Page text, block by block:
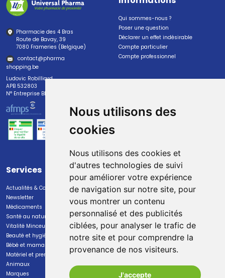
Nous utilisons des
cookies
Nous utilisons des cookies et
d'autres technologies de suivi
pour améliorer votre expérience
de navigation sur notre site, pour
vous montrer un contenu
personnalisé et des publicités
ciblées, pour analyser le trafic de
notre site et pour comprendre la
provenance de nos visiteurs.
J'accepte
Pharmacie des 4 Bras
Route de Bavay, 39
7080 Frameries (Belgique)
contact@pharma
shopping.be
Ludovic Robilliard
APB 532803
N° Entreprise BE0447.382.113
Qui sommes-nous ?
Poser une question
Déclarer un effet indésirable
Compte particulier
Compte professionnel
Services
Actualités & Conseils
Newsletter
Médicaments
Santé au naturel
Vitalité Minceur Nutrition
Beauté et hygiène
Bébé et maman
Matériel et premiers soins
Animaux
Marques
Paiement
Paiement sécurisé
Livraison